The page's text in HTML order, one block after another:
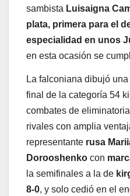
sambista Luisaigna
plata, primera para el
especialidad en unos
en esta ocasión se
La falconiana dibujó
final de la categoría 54
combates de
rivales con amplia
representante rusa
Dorooshenko con
la semifinales a la de
8-0, y solo cedió en el